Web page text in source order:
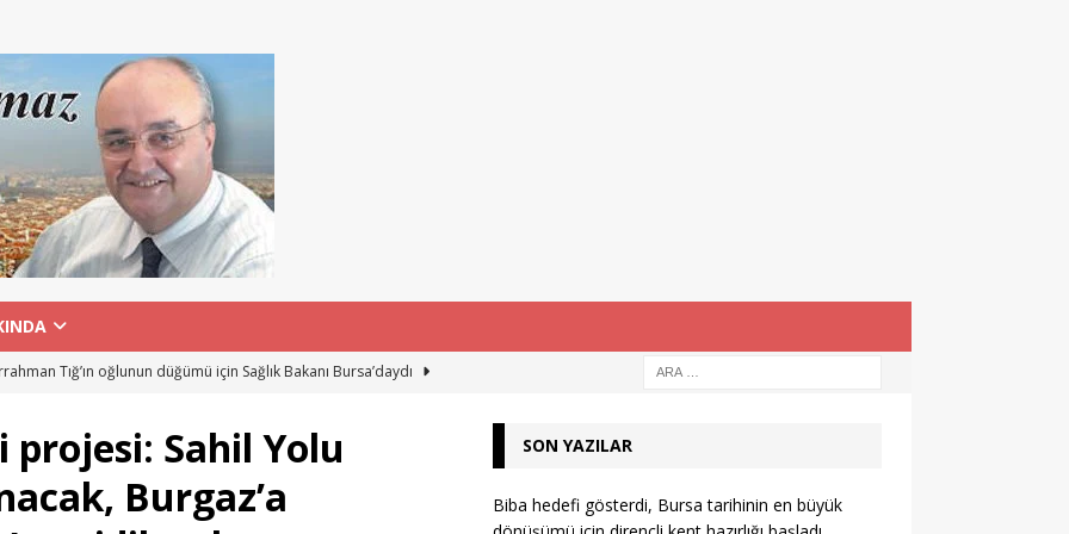
Tığ’ın oğlunun düğümü için Sağlık Bakanı Bursa’daydı
şehit aileleri ve gazilere duygulandıran vefa
projesi: Sahil Yolu
Burgaz’a
SON YAZILAR
Biba hedefi gösterdi, Bursa tarihinin en büyük